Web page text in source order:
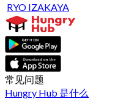
RYO IZAKAYA
常见问题
Hungry Hub 是什么